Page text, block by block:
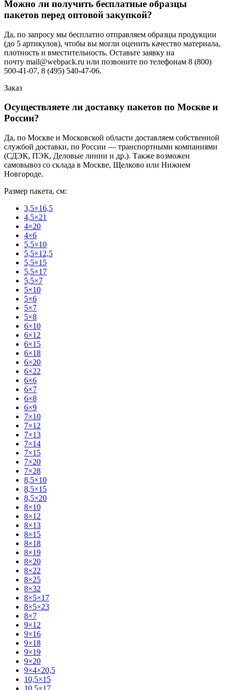
Можно ли получить бесплатные образцы
пакетов перед оптовой закупкой?
Да, по запросу мы бесплатно отправляем образцы продукции
(до 5 артикулов), чтобы вы могли оценить качество материала,
плотность и вместительность. Оставьте заявку на
почту mail@webpack.ru или позвоните по телефонам 8 (800)
500-41-07, 8 (495) 540-47-06.
Заказ
Осуществляете ли доставку пакетов по Москве и
России?
Да, по Москве и Московской области доставляем собственной
службой доставки, по России — транспортными компаниями
(СДЭК, ПЭК, Деловые линии и др.). Также возможен
самовывоз со склада в Москве, Щелково или Нижнем
Новгороде.
Размер пакета, см:
3,5×16,5
4,5×21
4×20
4×6
5,5×10
5,5×12,5
5,5×15
5,5×17
5,5×7
5×10
5×6
5×7
5×8
6×10
6×12
6×15
6×18
6×20
6×22
6×6
6×7
6×8
6×9
7×10
7×12
7×13
7×14
7×15
7×20
7×28
8,5×10
8,5×15
8,5×20
8×10
8×12
8×13
8×15
8×18
8×19
8×20
8×22
8×25
8×32
8×5×17
8×5×23
8×7
9×12
9×16
9×18
9×19
9×20
9×4×20,5
10,5×15
10,5×17